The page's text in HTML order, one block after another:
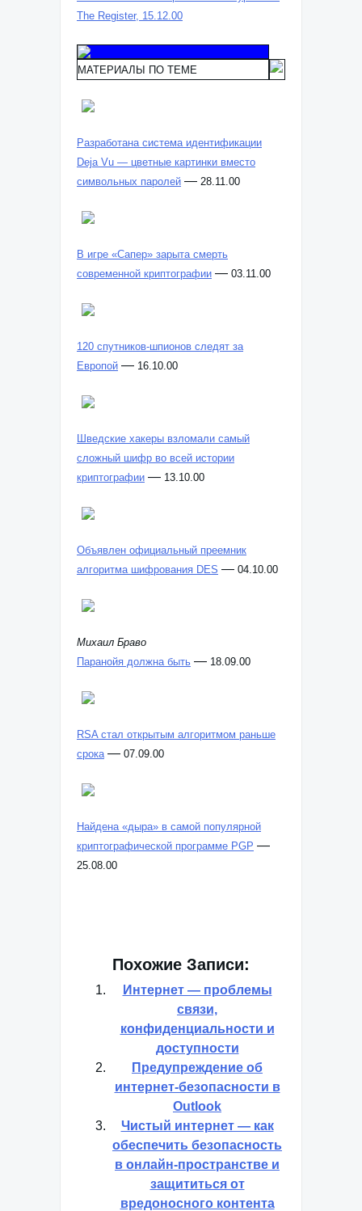
The Register, 15.12.00
МАТЕРИАЛЫ ПО ТЕМЕ
Разработана система идентификации
Deja Vu — цветные картинки вместо
символьных паролей — 28.11.00
В игре «Сапер» зарыта смерть
современной криптографии — 03.11.00
120 спутников-шпионов следят за
Европой — 16.10.00
Шведские хакеры взломали самый
сложный шифр во всей истории
криптографии — 13.10.00
Объявлен официальный преемник
алгоритма шифрования DES — 04.10.00
Михаил Браво
Паранойя должна быть — 18.09.00
RSA стал открытым алгоритмом раньше
срока — 07.09.00
Найдена «дыра» в самой популярной
криптографической программе PGP —
25.08.00
Похожие Записи:
Интернет — проблемы
связи,
конфиденциальности и
доступности
Предупреждение об
интернет-безопасности в
Outlook
Чистый интернет — как
обеспечить безопасность
в онлайн-пространстве и
защититься от
вредоносного контента